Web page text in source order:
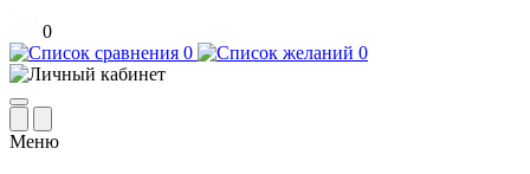
0
0
0
Меню